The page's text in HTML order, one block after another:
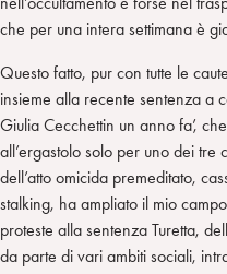
che per una intera settimana è
Questo fatto, pur con tutte le
insieme alla recente sentenza a
Giulia Cecchettin un anno fa’,
all’ergastolo solo per uno dei tre
dell’atto omicida premeditato,
stalking, ha ampliato il mio
proteste alla sentenza Turetta,
da parte di vari ambiti sociali,